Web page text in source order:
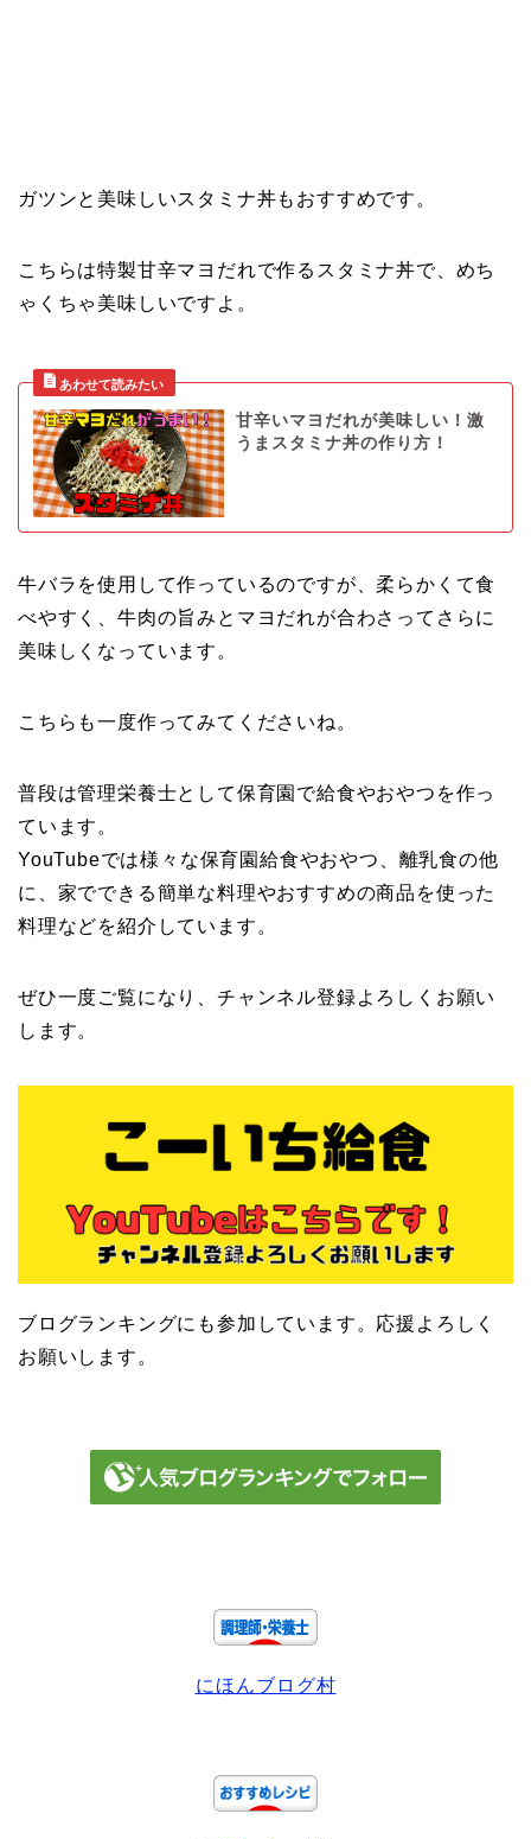
ガツンと美味しいスタミナ丼もおすすめです。
こちらは特製甘辛マヨだれで作るスタミナ丼で、めち
ゃくちゃ美味しいですよ。
甘辛いマヨだれが美味しい！激
うまスタミナ丼の作り方！
牛バラを使用して作っているのですが、柔らかくて食
べやすく、牛肉の旨みとマヨだれが合わさってさらに
美味しくなっています。
こちらも一度作ってみてくださいね。
普段は管理栄養士として保育園で給食やおやつを作っ
ています。
YouTubeでは様々な保育園給食やおやつ、離乳食の他
に、家でできる簡単な料理やおすすめの商品を使った
料理などを紹介しています。
ぜひ一度ご覧になり、チャンネル登録よろしくお願い
します。
ブログランキングにも参加しています。応援よろしく
お願いします。
にほんブログ村